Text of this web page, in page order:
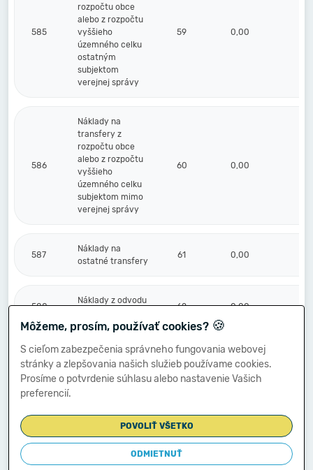
585
rozpočtu obce
alebo z rozpočtu
vyššieho
územného celku
ostatným
subjektom
verejnej správy
59 0,00
586
Náklady na
transfery z
rozpočtu obce
alebo z rozpočtu
vyššieho
územného celku
subjektom mimo
verejnej správy
60 0,00
587
Náklady na
ostatné transfery
61 0,00
588
Náklady z odvodu
62 0,00
589
Náklady z
budúceho odvodu
príjmov
63 0,00
Účtové skupiny
50 - 58 súčet
(r.001 + r.006 +
r.011 + r.017 +
r.021 + r.029 +
64
Môžeme, prosím, používať cookies? 🍪
S cieľom zabezpečenia správneho fungovania webovej
stránky a zlepšovania našich služieb používame cookies.
Prosíme o potvrdenie súhlasu alebo nastavenie Vašich
preferencií.
POVOLIŤ VŠETKO
ODMIETNUŤ